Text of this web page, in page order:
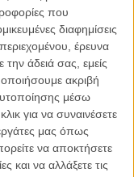
που
διαφημίσεις
έρευνα
την άδειά σας, εμείς
ακριβή
μέσω
για να συναινέσετε
μας όπως
να αποκτήσετε
και να αλλάξετε τις
ρίσκο στις
Κυρία» της Φιλίντα
στο δύσκολο
προβλέψεις του
κάθε χρόνο, δεν
επιλέχτηκαν ήταν
να
συγκριθεί. Ομως, και